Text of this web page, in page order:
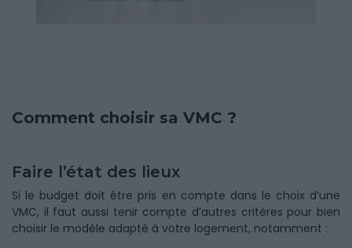
Comment choisir sa VMC ?
Faire l’état des lieux
Si le budget doit être pris en compte dans le choix d’une
VMC, il faut aussi tenir compte d’autres critères pour bien
choisir le modèle adapté à votre logement, notamment :